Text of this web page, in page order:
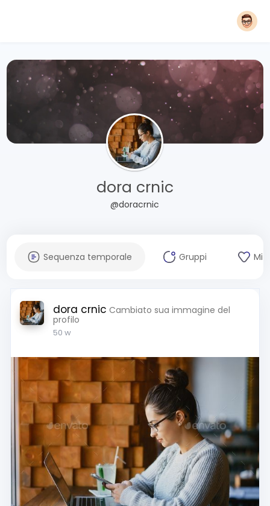
dora crnic
@doracrnic
Sequenza temporale Gruppi Mi
dora crnic Cambiato sua immagine del
profilo
50 w